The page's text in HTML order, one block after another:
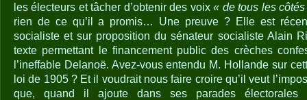
les électeurs et tâcher d’obtenir des voix« de tous les côtés
rien de ce qu’il a promis… Une preuve ? Elle est
socialiste et sur proposition du sénateur socialiste Alain
texte permettant le financement public des crèches
l’ineffable Delanoë. Avez-vous entendu M. Hollande sur
loi de 1905 ? Et il voudrait nous faire croire qu’il veut
que, quand il ajoute dans ses parades électorales